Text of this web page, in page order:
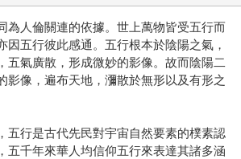
為人倫關連的依據。世上萬物皆受五行而
因五行彼此感通。五行根本於陰陽之氣，
五氣廣散，形成微妙的影像。故而陰陽二
影像，遍布天地，瀰散於無形以及有形之
五行是古代先民對宇宙自然要素的樸素認
五千年來華人均信仰五行來表達其諸多涵